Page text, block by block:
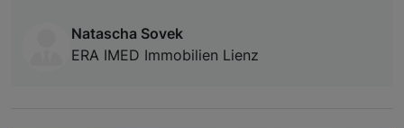
Natascha Sovek
ERA IMED Immobilien Lienz